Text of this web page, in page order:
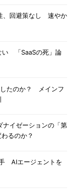
、回避策なし 速やか
い 「SaaSの死」論
したのか？ メインフ
イゼーションの「第
るのか？
AIエージェントを